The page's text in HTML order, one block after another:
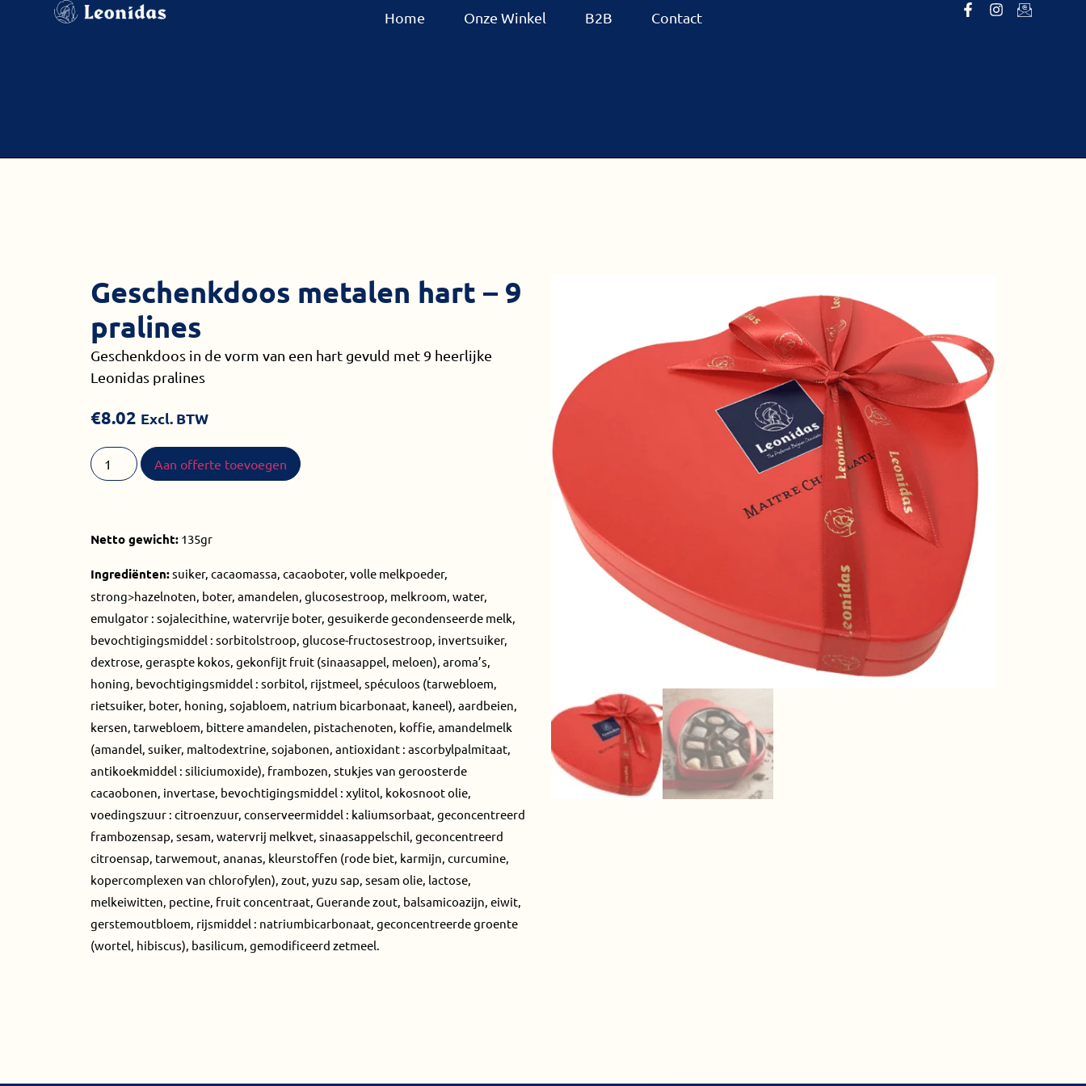
Home Onze Winkel B2B Contact
Geschenkdoos metalen hart – 9
pralines
Geschenkdoos in de vorm van een hart gevuld met 9 heerlijke
Leonidas pralines
€8.02 Excl. BTW
Aan offerte toevoegen
Netto gewicht: 135gr
Ingrediënten:suiker, cacaomassa, cacaoboter, volle melkpoeder,
strong>hazelnoten, boter, amandelen, glucosestroop, melkroom, water,
emulgator : sojalecithine, watervrije boter, gesuikerde gecondenseerde melk,
bevochtigingsmiddel : sorbitolstroop, glucose-fructosestroop, invertsuiker,
dextrose, geraspte kokos, gekonfijt fruit (sinaasappel, meloen), aroma’s,
honing, bevochtigingsmiddel : sorbitol, rijstmeel, spéculoos (tarwebloem,
rietsuiker, boter, honing, sojabloem, natrium bicarbonaat, kaneel), aardbeien,
kersen, tarwebloem, bittere amandelen, pistachenoten, koffie, amandelmelk
(amandel, suiker, maltodextrine, sojabonen, antioxidant : ascorbylpalmitaat,
antikoekmiddel : siliciumoxide), frambozen, stukjes van geroosterde
cacaobonen, invertase, bevochtigingsmiddel : xylitol, kokosnoot olie,
voedingszuur : citroenzuur, conserveermiddel : kaliumsorbaat, geconcentreerd
frambozensap, sesam, watervrij melkvet, sinaasappelschil, geconcentreerd
citroensap, tarwemout, ananas, kleurstoffen (rode biet, karmijn, curcumine,
kopercomplexen van chlorofylen), zout, yuzu sap, sesam olie, lactose,
melkeiwitten, pectine, fruit concentraat, Guerande zout, balsamicoazijn, eiwit,
gerstemoutbloem, rijsmiddel : natriumbicarbonaat, geconcentreerde groente
(wortel, hibiscus), basilicum, gemodificeerd zetmeel.